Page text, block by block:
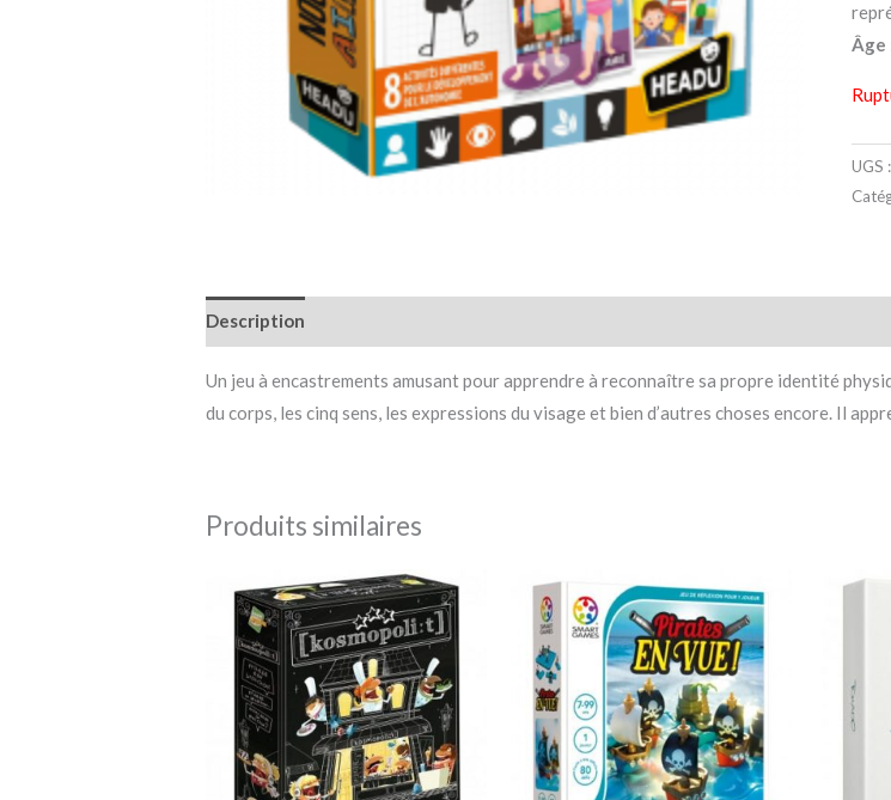
Âge
UGS :
Description
Un jeu à encastrements amusant pour apprendre à reconnaître sa propre identité
du corps, les cinq sens, les expressions du visage et bien d’autres choses encore. Il
Produits similaires